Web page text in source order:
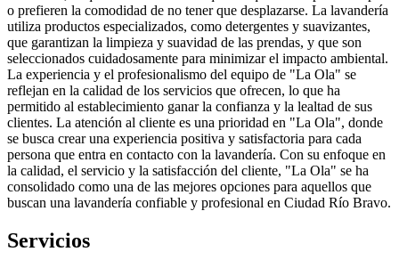
o prefieren la comodidad de no tener que desplazarse. La lavandería
utiliza productos especializados, como detergentes y suavizantes,
que garantizan la limpieza y suavidad de las prendas, y que son
seleccionados cuidadosamente para minimizar el impacto ambiental.
La experiencia y el profesionalismo del equipo de "La Ola" se
reflejan en la calidad de los servicios que ofrecen, lo que ha
permitido al establecimiento ganar la confianza y la lealtad de sus
clientes. La atención al cliente es una prioridad en "La Ola", donde
se busca crear una experiencia positiva y satisfactoria para cada
persona que entra en contacto con la lavandería. Con su enfoque en
la calidad, el servicio y la satisfacción del cliente, "La Ola" se ha
consolidado como una de las mejores opciones para aquellos que
buscan una lavandería confiable y profesional en Ciudad Río Bravo.
Servicios